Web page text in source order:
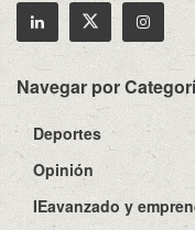
Navegar por
Deportes
Opinión
IEavanzado y